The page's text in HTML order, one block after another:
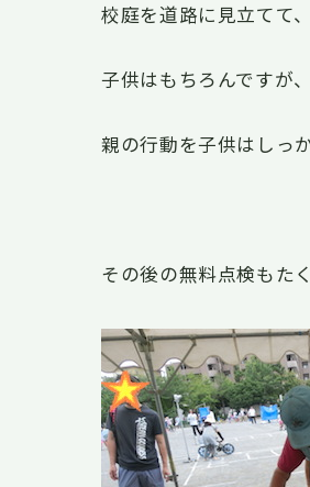
校庭を道路に見立てて
子供はもちろんですが
親の行動を子供はしっ
その後の無料点検もた